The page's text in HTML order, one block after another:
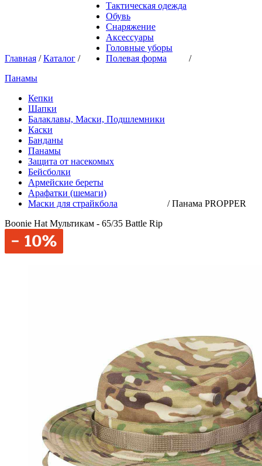
Главная /Каталог /
Тактическая одежда
Обувь
Снаряжение
Аксессуары
Головные уборы
Полевая форма
/
Панамы
Кепки
Шапки
Балаклавы, Маски, Подшлемники
Каски
Банданы
Панамы
Защита от насекомых
Бейсболки
Армейские береты
Арафатки (шемаги)
Маски для страйкбола
/Панама PROPPER
Boonie Hat Мультикам - 65/35 Battle Rip